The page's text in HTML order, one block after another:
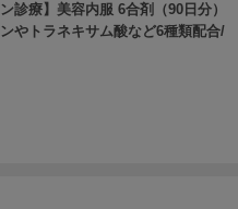
ン診療】美容内服 6合剤（90日分）
やトラネキサム酸など6種類配合/